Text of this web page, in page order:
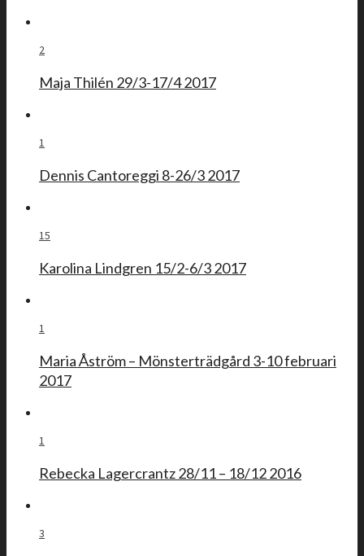
2
Maja Thilén 29/3-17/4 2017
1
Dennis Cantoreggi 8-26/3 2017
15
Karolina Lindgren 15/2-6/3 2017
1
Maria Åström – Mönsterträdgård 3-10 februari
2017
1
Rebecka Lagercrantz 28/11 – 18/12 2016
3